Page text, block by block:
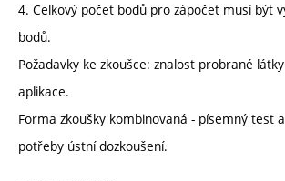
4. Celkový počet bodů pro zápočet musí být
bodů.
Požadavky ke zkoušce: znalost probrané
aplikace.
Forma zkoušky kombinovaná - písemný test
potřeby ústní dozkoušení.